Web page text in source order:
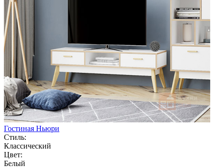
Гостиная Ньюри
Стиль:
Классический
Цвет:
Белый